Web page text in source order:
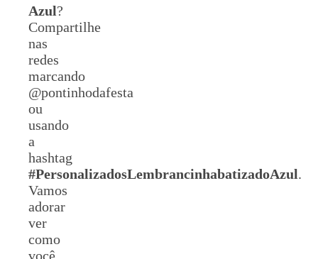
Azul?
Compartilhe
nas
redes
marcando
@pontinhodafesta
ou
usando
a
hashtag
#PersonalizadosLembrancinhabatizadoAzul.
Vamos
adorar
ver
como
você